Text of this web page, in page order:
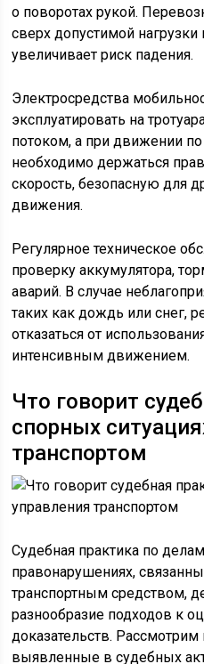
о поворотах рукой.
сверх допустимой нагрузки
увеличивает риск падения.
Электросредства
эксплуатировать на
потоком, а при движении
необходимо держаться
скорость, безопасную для
движения.
Регулярное техническое
проверку аккумулятора,
аварий. В случае
таких как дождь или снег,
отказаться от
интенсивным движением.
Что говорит
спорных
транспортом
Судебная практика по
правонарушениях,
транспортным средством,
разнообразие подходов к
доказательств.
выявленные в судебных